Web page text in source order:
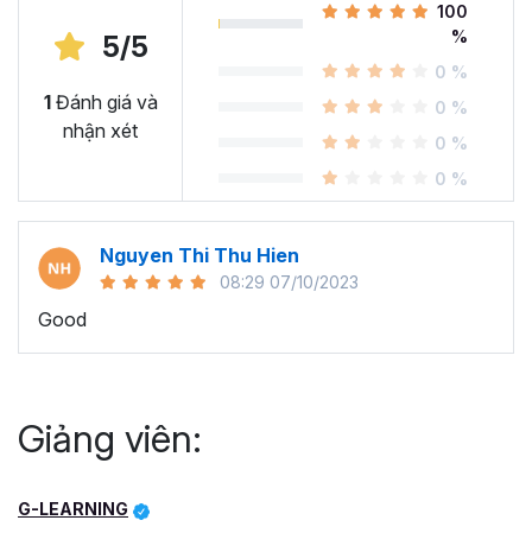
5/5
1Đánh giá và
nhận xét
100
%
0 %
0 %
0 %
0 %
Nguyen Thi Thu Hien
08:29 07/10/2023
Good
Giảng viên:
G-LEARNING